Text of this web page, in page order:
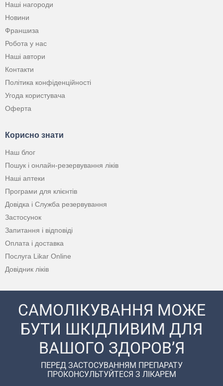
Наші нагороди
Новини
Франшиза
Робота у нас
Наші автори
Контакти
Політика конфіденційності
Угода користувача
Оферта
Корисно знати
Наш блог
Пошук і онлайн-резервування ліків
Наші аптеки
Програми для клієнтів
Довідка і Служба резервування
Застосунок
Запитання і відповіді
Оплата і доставка
Послуга Likar Online
Довідник ліків
САМОЛІКУВАННЯ МОЖЕ
БУТИ ШКІДЛИВИМ ДЛЯ
ВАШОГО ЗДОРОВ’Я
ПЕРЕД ЗАСТОСУВАННЯМ ПРЕПАРАТУ
ПРОКОНСУЛЬТУЙТЕСЯ З ЛІКАРЕМ